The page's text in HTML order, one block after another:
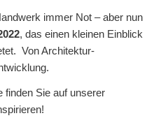
immer Not – aber nun
, das einen kleinen Einblick
Von Architektur-
finden Sie auf unserer